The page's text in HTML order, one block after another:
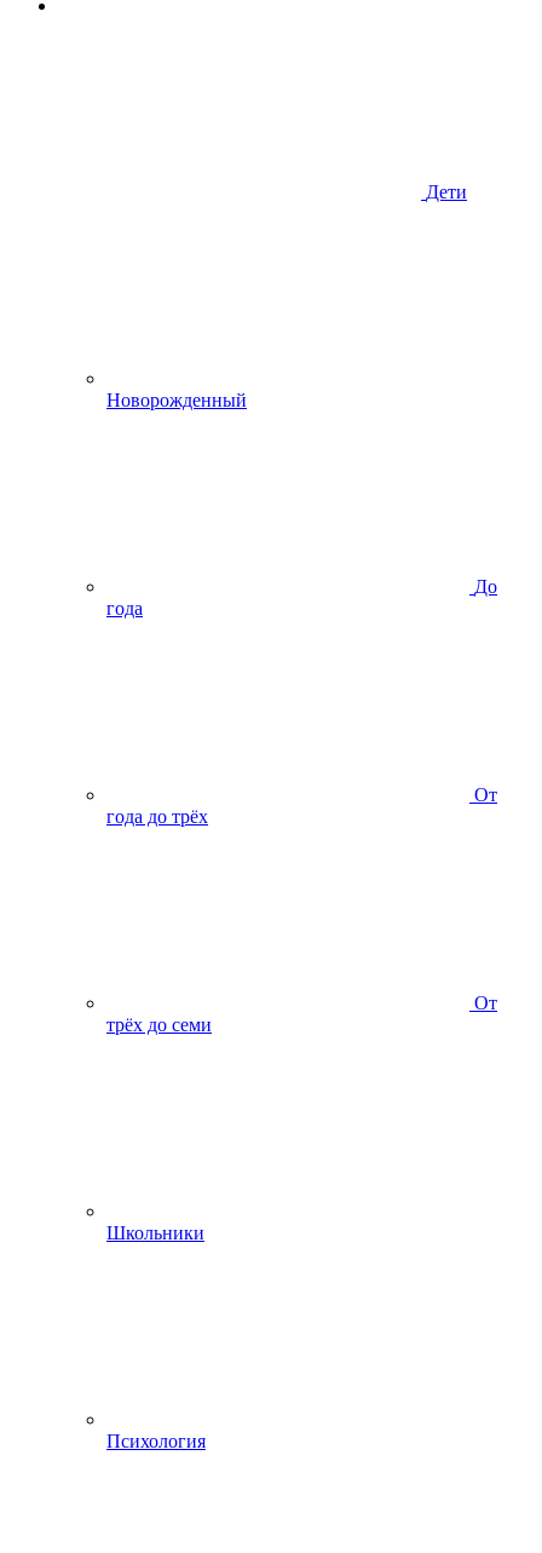
Дети
Новорожденный
До
года
От
года до трёх
От
трёх до семи
Школьники
Психология